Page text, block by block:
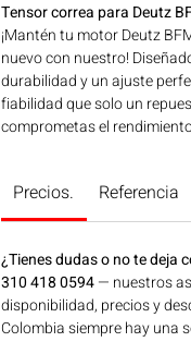
Tensor correa para Deutz
¡Mantén tu motor Deutz
nuevo con nuestro!
durabilidad y un ajuste
fiabilidad que solo un
comprometas el
aplicaciones en
generación de energía
Precios. Referencia
¿Tienes dudas o no te deja
310 418 0594— nuestros
disponibilidad, precios y
Colombia siempre hay una